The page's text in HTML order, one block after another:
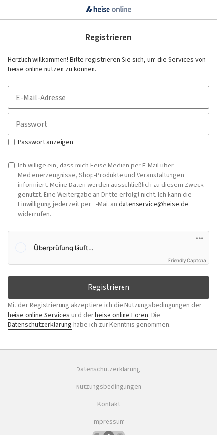
Registrieren
Herzlich willkommen! Bitte registrieren Sie sich, um die Services von
heise online nutzen zu können.
E-
Mail-
Adresse
Passwort
Passwort anzeigen
Ich willige ein, dass mich Heise Medien per E-Mail über
Medienerzeugnisse, Shop-Produkte und Veranstaltungen
informiert. Meine Daten werden ausschließlich zu diesem Zweck
genutzt. Eine Weitergabe an Dritte erfolgt nicht. Ich kann die
Einwilligung jederzeit per E-Mail an datenservice@heise.de
widerrufen.
Friendly Captcha
Registrieren
Mit der Registrierung akzeptiere ich die Nutzungsbedingungen der
heise online Services und derheise online Foren. Die
Datenschutzerklärung habe ich zur Kenntnis genommen.
Datenschutzerklärung
Nutzungsbedingungen
Kontakt
Impressum